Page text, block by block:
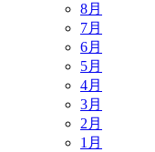
8月
7月
6月
5月
4月
3月
2月
1月